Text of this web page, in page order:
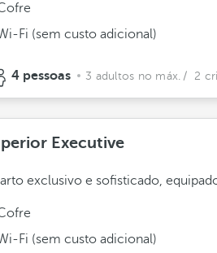
Fi (sem custo adicional)
4 pessoas 3 adultos no máx. / 2
Executive
exclusivo e sofisticado,
Fi (sem custo adicional)